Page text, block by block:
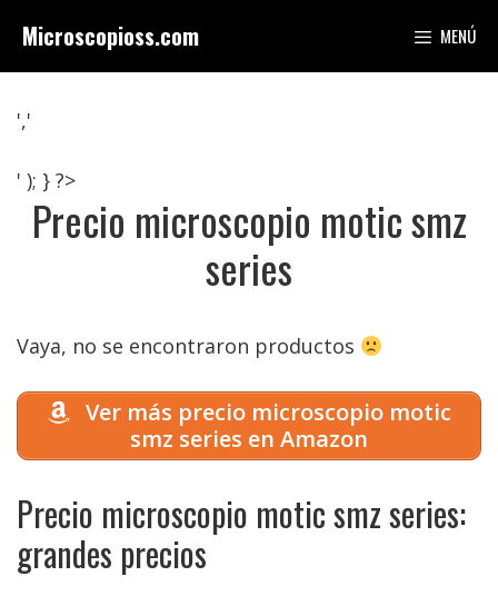
contenido
Microscopioss.com MENÚ
','
' ); } ?>
Precio microscopio motic smz
series
Vaya, no se encontraron productos
Ver más precio microscopio motic
smz series en Amazon
Precio microscopio motic smz series:
grandes precios